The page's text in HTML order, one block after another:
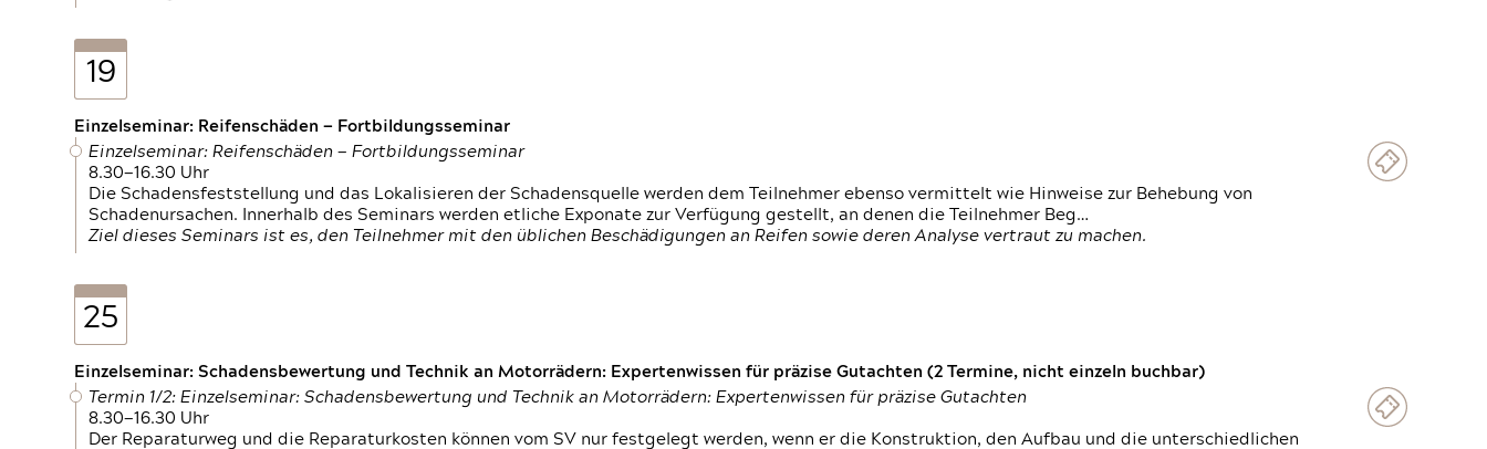
19
Einzelseminar: Reifenschäden — Fortbildungsseminar
Einzelseminar: Reifenschäden — Fortbildungsseminar
8.30—16.30 Uhr
Die Schadensfeststellung und das Lokalisieren der Schadensquelle werden dem Teilnehmer ebenso vermittelt wie Hinweise zur Behebung von
Schadenursachen. Innerhalb des Seminars werden etliche Exponate zur Verfügung gestellt, an denen die Teilnehmer Beg…
Ziel dieses Seminars ist es, den Teilnehmer mit den üblichen Beschädigungen an Reifen sowie deren Analyse vertraut zu machen.
25
Einzelseminar: Schadensbewertung und Technik an Motorrädern: Expertenwissen für präzise Gutachten (2 Termine, nicht einzeln buchbar)
Termin 1/2: Einzelseminar: Schadensbewertung und Technik an Motorrädern: Expertenwissen für präzise Gutachten
8.30—16.30 Uhr
Der Reparaturweg und die Reparaturkosten können vom SV nur festgelegt werden, wenn er die Konstruktion, den Aufbau und die unterschiedlichen